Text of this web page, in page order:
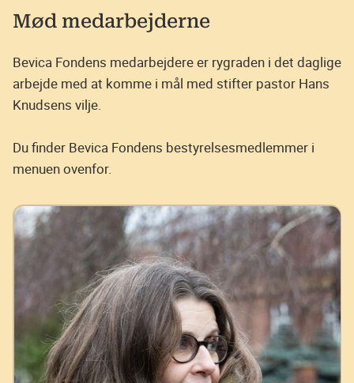
Mød medarbejderne
Bevica Fondens medarbejdere er rygraden i det daglige
arbejde med at komme i mål med stifter pastor Hans
Knudsens vilje.
Du finder Bevica Fondens bestyrelsesmedlemmer i
menuen ovenfor.